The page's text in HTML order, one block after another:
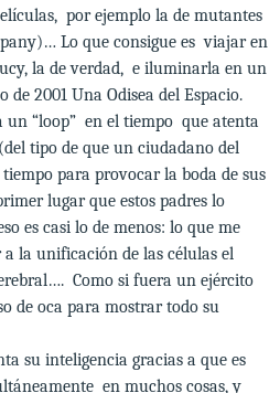
por ejemplo la de mutantes
Lo que consigue es viajar en
la de verdad, e iluminarla en un
2001 Una Odisea del Espacio.
un “loop” en el tiempo que atenta
tipo de que un ciudadano del
para provocar la boda de sus
lugar que estos padres lo
es casi lo de menos: lo que me
la unificación de las células el
Como si fuera un ejército
de oca para mostrar todo su
su inteligencia gracias a que es
en muchos cosas, y